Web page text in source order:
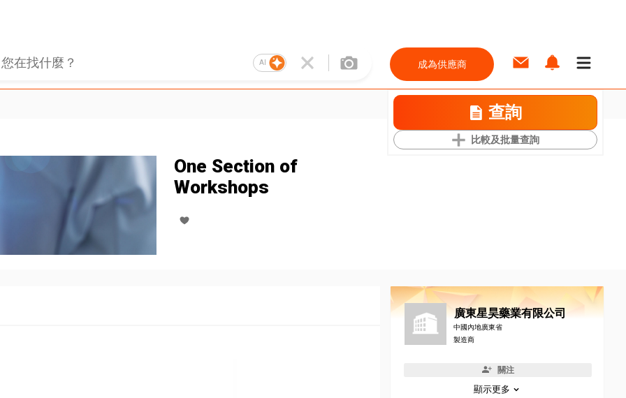
AI 成為供應商
查詢
比較及批量查詢
One Section of
Workshops
廣東星昊藥業有限公司
中國內地廣東省
製造商
關注
顯示更多